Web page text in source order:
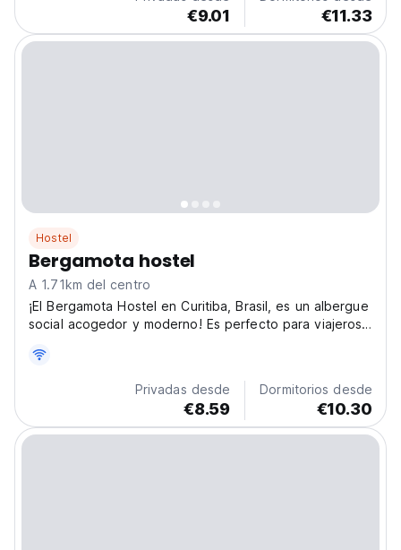
€9.01 €11.33
Hostel
Bergamota hostel
A 1.71km del centro
¡El Bergamota Hostel en Curitiba, Brasil, es un albergue
social acogedor y moderno! Es perfecto para viajeros
explorar los vibrantes parques y la escena artística de
Curitiba. (Auto-translated from original language)
Privadas desde
€8.59
Dormitorios desde
€10.30